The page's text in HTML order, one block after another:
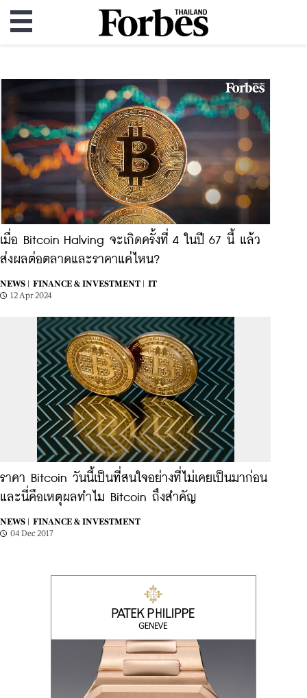
เมื่อ Bitcoin Halving จะเกิดครั้งที่ 4 ในปี 67 นี้ แล้ว
ส่งผลต่อตลาดและราคาแค่ไหน?
NEWS | FINANCE & INVESTMENT |
IT
12 Apr 2024
ราคา Bitcoin วันนี้เป็นที่สนใจอย่างที่ไม่เคยเป็นมาก่อน
และนี่คือเหตุผลทำไม Bitcoin ถึงสำคัญ
NEWS |
FINANCE & INVESTMENT
04 Dec 2017